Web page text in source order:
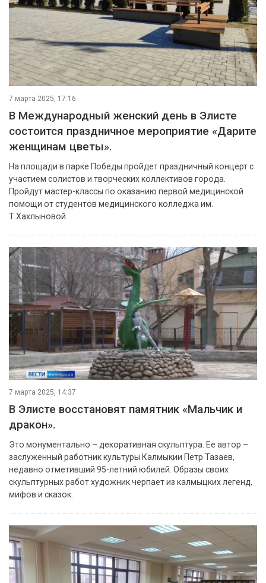
7 марта 2025, 17:16
В Международный женский день в Элисте
состоится праздничное мероприятие «Дарите
женщинам цветы».
На площади в парке Победы пройдет праздничный концерт с
участием солистов и творческих коллективов города.
Пройдут мастер-классы по оказанию первой медицинской
помощи от студентов медицинского колледжа им.
Т.Хахлыновой.
7 марта 2025, 14:37
В Элисте восстановят памятник «Мальчик и
дракон».
Это монументально – декоративная скульптура. Ее автор –
заслуженный работник культуры Калмыкии Петр Тазаев,
недавно отметивший 95-летний юбилей. Образы своих
скульптурных работ художник черпает из калмыцких легенд,
мифов и сказок.